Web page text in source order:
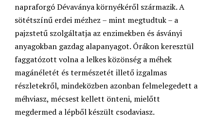
napraforgó Dévaványa környékéről származik. A
sötétszínű erdei mézhez – mint megtudtuk – a
pajzstetű szolgáltatja az enzimekben és ásványi
anyagokban gazdag alapanyagot. Órákon keresztül
faggatózott volna a lelkes közönség a méhek
magánéletét és természetét illető izgalmas
részletekről, mindeközben azonban felmelegedett a
méhviasz, mécsest kellett önteni, mielőtt
megdermed a lépből készült csodaviasz.